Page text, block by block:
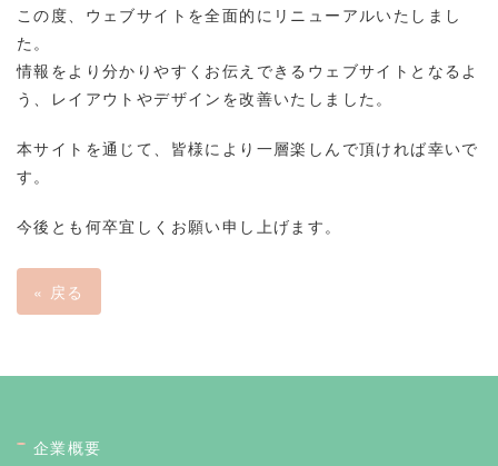
この度、ウェブサイトを全面的にリニューアルいたしまし
た。
情報をより分かりやすくお伝えできるウェブサイトとなるよ
う、レイアウトやデザインを改善いたしました。
本サイトを通じて、皆様により一層楽しんで頂ければ幸いで
す。
今後とも何卒宜しくお願い申し上げます。
« 戻る
企業概要